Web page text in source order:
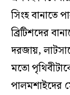
সিংহ বানাতে
ব্রিটিশদের
দরজায়,
মতো
পালমশাইদের